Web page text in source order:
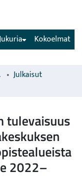
Kokoelmat
Julkaisut
tulevaisuus
2022–